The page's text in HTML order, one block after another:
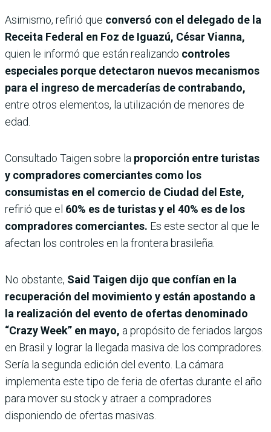
Asimismo, refirió que conversó con el delegado de la
Receita Federal en Foz de Iguazú, César Vianna,
quien le informó que están realizando controles
especiales porque detectaron nuevos mecanismos
para el ingreso de mercaderías de contrabando,
entre otros elementos, la utilización de menores de
edad.
Consultado Taigen sobre la proporción entre turistas
y compradores comerciantes como los
consumistas en el comercio de Ciudad del Este,
refirió que el 60% es de turistas y el 40% es de los
compradores comerciantes. Es este sector al que le
afectan los controles en la frontera brasileña.
No obstante, Said Taigen dijo que confían en la
recuperación del movimiento y están apostando a
la realización del evento de ofertas denominado
“Crazy Week” en mayo, a propósito de feriados largos
en Brasil y lograr la llegada masiva de los compradores.
Sería la segunda edición del evento. La cámara
implementa este tipo de feria de ofertas durante el año
para mover su stock y atraer a compradores
disponiendo de ofertas masivas.